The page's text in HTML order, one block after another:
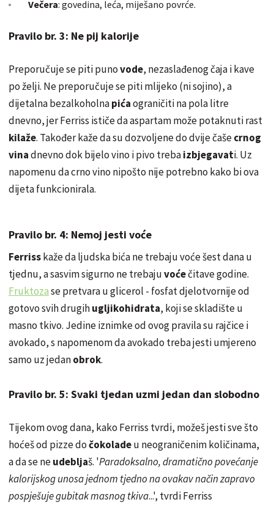
Večera: govedina, leća, miješano povrće.
Pravilo br. 3: Ne pij kalorije
Preporučuje se piti punovode, nezaslađenog čaja i kave
po želji. Ne preporučuje se piti mlijeko (ni sojino), a
dijetalna bezalkoholnapićaograničiti na pola litre
dnevno, jer Ferriss ističe da aspartam može potaknuti rast
kilaže. Također kaže da su dozvoljene do dvije čašecrnog
vinadnevno dok bijelo vino i pivo trebaizbjegavati. Uz
napomenu da crno vino nipošto nije potrebno kako bi ova
dijeta funkcionirala.
Pravilo br. 4: Nemoj jesti voće
Ferrisskaže da ljudska bića ne trebaju voće šest dana u
tjednu, a sasvim sigurno ne trebajuvoćečitave godine.
Fruktozase pretvara u glicerol - fosfat djelotvornije od
gotovo svih drugihugljikohidrata, koji se skladište u
masno tkivo. Jedine iznimke od ovog pravila su rajčice i
avokado, s napomenom da avokado treba jesti umjereno
samo uz jedanobrok.
Pravilo br. 5: Svaki tjedan uzmi jedan dan slobodno
Tijekom ovog dana, kako Ferriss tvrdi, možeš jesti sve što
hoćeš od pizze dočokoladeu neograničenim količinama,
a da se neudebljaš. 'Paradoksalno, dramatično povećanje
kalorijskog unosa jednom tjedno na ovakav način zapravo
pospješuje gubitak masnog tkiva...', tvrdi Ferriss